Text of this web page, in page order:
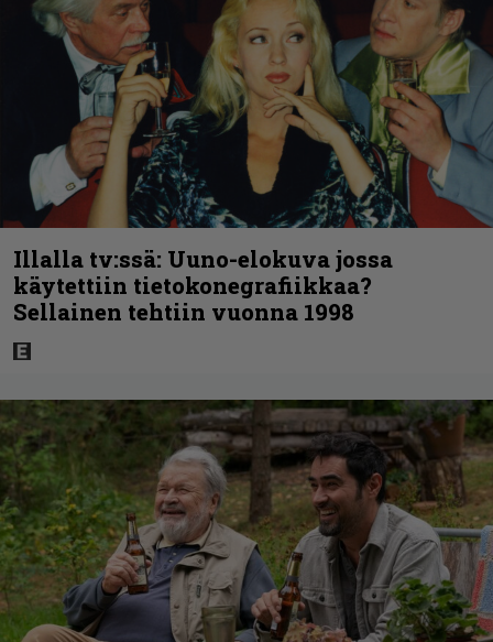
Illalla tv:ssä: Uuno-elokuva jossa
käytettiin tietokonegrafiikkaa?
Sellainen tehtiin vuonna 1998